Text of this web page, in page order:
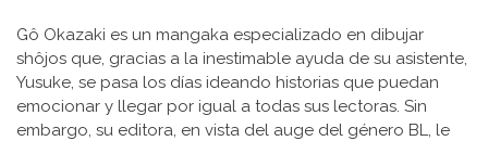
Gô Okazaki es un mangaka especializado en dibujar
shôjos que, gracias a la inestimable ayuda de su asistente,
Yusuke, se pasa los días ideando historias que puedan
emocionar y llegar por igual a todas sus lectoras. Sin
embargo, su editora, en vista del auge del género BL, le